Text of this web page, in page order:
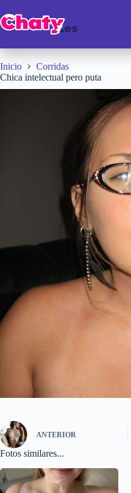
al
contenido
Inicio
Corridas
Chica intelectual pero puta
ANTERIOR
Fotos similares...